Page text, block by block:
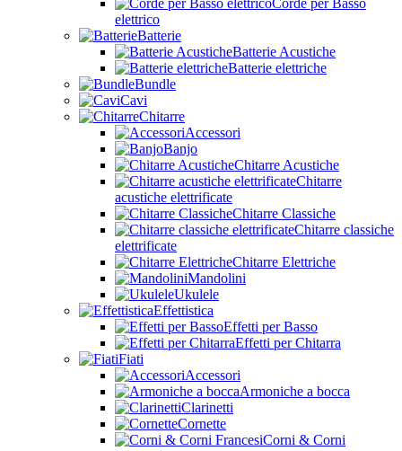
elettrico
Batterie
Batterie Acustiche
Batterie elettriche
Bundle
Cavi
Chitarre
Accessori
Banjo
Chitarre Acustiche
Chitarre
acustiche elettrificate
Chitarre Classiche
Chitarre classiche
elettrificate
Chitarre Elettriche
Mandolini
Ukulele
Effettistica
Effetti per Basso
Effetti per Chitarra
Fiati
Accessori
Armoniche a bocca
Clarinetti
Cornette
Corni & Corni